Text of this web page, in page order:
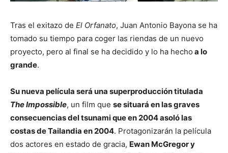
Tras el exitazo de El Orfanato, Juan Antonio Bayona se ha
tomado su tiempo para coger las riendas de un nuevo
proyecto, pero al final se ha decidido y lo ha hecho a lo
grande.
Su nueva película será una superproducción titulada
The Impossible, un film que se situará en las graves
consecuencias del tsunami que en 2004 asoló las
costas de Tailandia en 2004. Protagonizarán la película
dos actores en estado de gracia, Ewan McGregor y